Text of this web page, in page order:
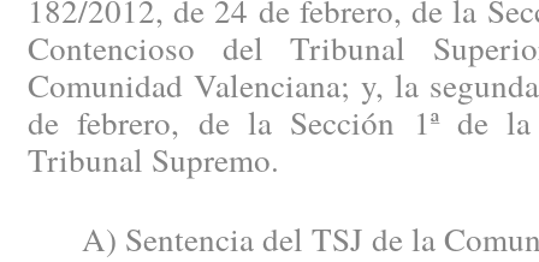
182/2012, de 24 de febrero, de la
Contencioso del Tribunal
Comunidad Valenciana; y, la
de febrero, de la Sección 1ª de
Tribunal Supremo.
A) Sentencia del TSJ de la